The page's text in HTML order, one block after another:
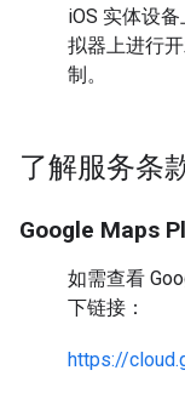
iOS 实体设
拟器上进行
制。
了解服务条
Google Maps
如需查看
下链接：
https://